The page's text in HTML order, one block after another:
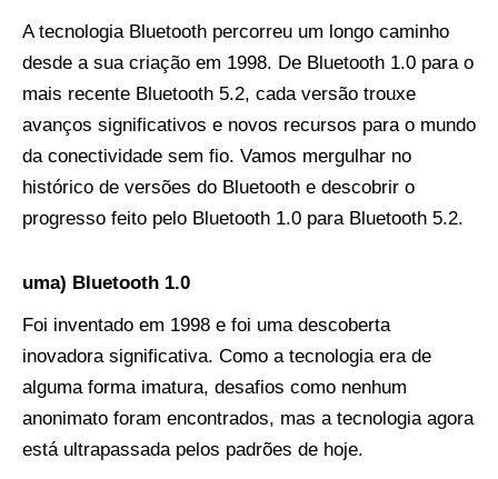
A tecnologia Bluetooth percorreu um longo caminho
desde a sua criação em 1998. De Bluetooth 1.0 para o
mais recente Bluetooth 5.2, cada versão trouxe
avanços significativos e novos recursos para o mundo
da conectividade sem fio. Vamos mergulhar no
histórico de versões do Bluetooth e descobrir o
progresso feito pelo Bluetooth 1.0 para Bluetooth 5.2.
uma) Bluetooth 1.0
Foi inventado em 1998 e foi uma descoberta
inovadora significativa. Como a tecnologia era de
alguma forma imatura, desafios como nenhum
anonimato foram encontrados, mas a tecnologia agora
está ultrapassada pelos padrões de hoje.